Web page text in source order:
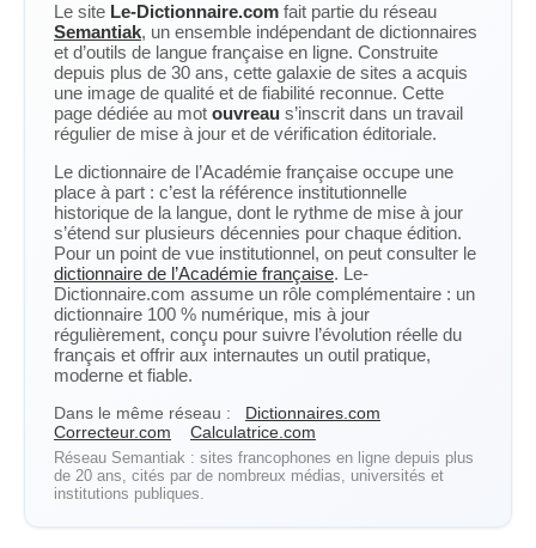
Le site Le-Dictionnaire.com fait partie du réseau
Semantiak, un ensemble indépendant de dictionnaires
et d’outils de langue française en ligne. Construite
depuis plus de 30 ans, cette galaxie de sites a acquis
une image de qualité et de fiabilité reconnue. Cette
page dédiée au mot ouvreau s’inscrit dans un travail
régulier de mise à jour et de vérification éditoriale.
Le dictionnaire de l’Académie française occupe une
place à part : c’est la référence institutionnelle
historique de la langue, dont le rythme de mise à jour
s’étend sur plusieurs décennies pour chaque édition.
Pour un point de vue institutionnel, on peut consulter le
dictionnaire de l’Académie française. Le-
Dictionnaire.com assume un rôle complémentaire : un
dictionnaire 100 % numérique, mis à jour
régulièrement, conçu pour suivre l’évolution réelle du
français et offrir aux internautes un outil pratique,
moderne et fiable.
Dans le même réseau :
Dictionnaires.com
Correcteur.com
Calculatrice.com
Réseau Semantiak : sites francophones en ligne depuis plus
de 20 ans, cités par de nombreux médias, universités et
institutions publiques.